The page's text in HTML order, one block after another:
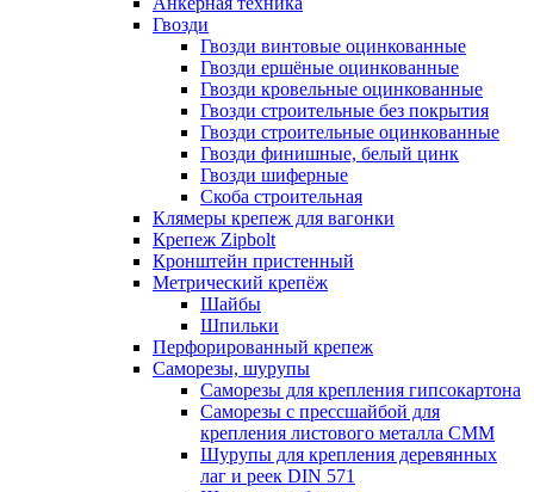
Гвозди
Гвозди винтовые оцинкованные
Гвозди ершёные оцинкованные
Гвозди кровельные оцинкованные
Гвозди строительные без покрытия
Гвозди строительные оцинкованные
Гвозди финишные, белый цинк
Гвозди шиферные
Скоба строительная
Клямеры крепеж для вагонки
Крепеж Zipbolt
Кронштейн пристенный
Метрический крепёж
Шайбы
Шпильки
Перфорированный крепеж
Саморезы, шурупы
Саморезы для крепления гипсокартона
Саморезы с прессшайбой для
крепления листового металла СММ
Шурупы для крепления деревянных
лаг и реек DIN 571